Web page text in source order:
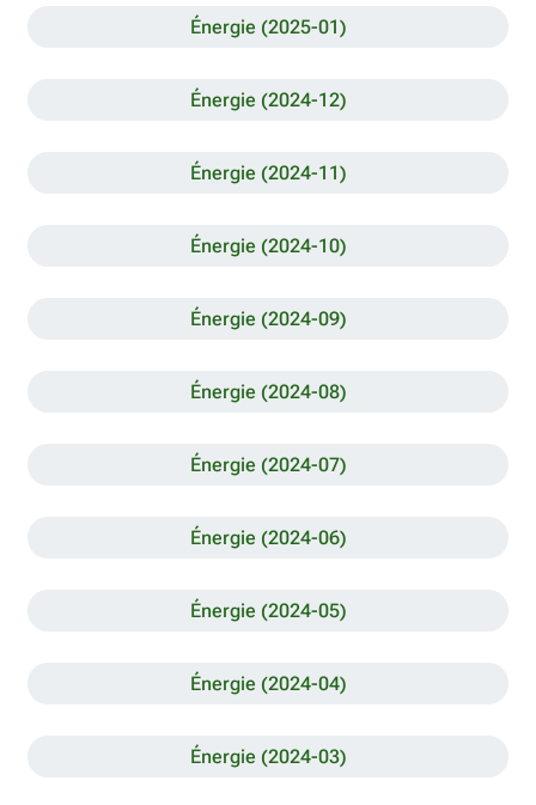
Énergie (2025-01)
Énergie (2024-12)
Énergie (2024-11)
Énergie (2024-10)
Énergie (2024-09)
Énergie (2024-08)
Énergie (2024-07)
Énergie (2024-06)
Énergie (2024-05)
Énergie (2024-04)
Énergie (2024-03)